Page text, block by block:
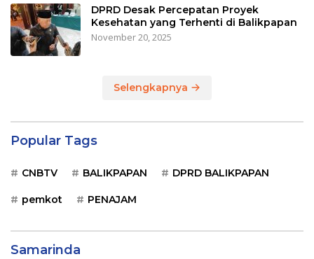
DPRD Desak Percepatan Proyek
Kesehatan yang Terhenti di Balikpapan
November 20, 2025
Selengkapnya
Popular Tags
CNBTV BALIKPAPAN DPRD BALIKPAPAN
pemkot PENAJAM
Samarinda